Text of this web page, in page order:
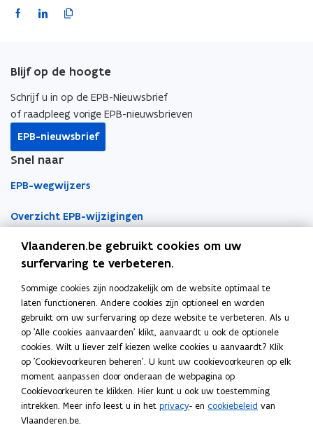
F
b
o
o
p
e
t
i
L
e
d
i
p
t
i
n
n
u
w
v
e
n
s
K
e
e
r
n
k
a
a
r
k
e
m
b
o
r
d
Blijf op de hoogte
Schrijf u in op de EPB-Nieuwsbrief
of raadpleeg vorige EPB-nieuwsbrieven
EPB-nieuwsbrief
Snel naar
EPB-wegwijzers
Overzicht EPB-wijzigingen
EPB-regelgeving
Werken als EPB-verslaggever
Erkenningsvoorwaarden
Permanente vorming
Veelgemaakte fouten
Tools
Vlaanderen.be gebruikt cookies om uw
surfervaring te verbeteren.
Sommige cookies zijn noodzakelijk om de website optimaal te
laten functioneren. Andere cookies zijn optioneel en worden
gebruikt om uw surfervaring op deze website te verbeteren. Als u
op 'Alle cookies aanvaarden' klikt, aanvaardt u ook de optionele
cookies. Wilt u liever zelf kiezen welke cookies u aanvaardt? Klik
op 'Cookievoorkeuren beheren'. U kunt uw cookievoorkeuren op elk
moment aanpassen door onderaan de webpagina op
Cookievoorkeuren te klikken. Hier kunt u ook uw toestemming
intrekken. Meer info leest u in het privacy- en cookiebeleid van
Vlaanderen.be.